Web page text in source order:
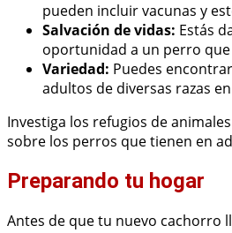
pueden incluir vacunas y
Salvación de vidas: Estás
oportunidad a un perro que
Variedad: Puedes
adultos de diversas razas
Investiga los refugios de
sobre los perros que tienen en
Preparando tu hogar
Antes de que tu nuevo cachorro